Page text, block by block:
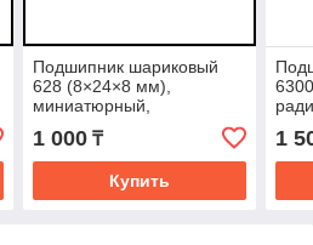
Подшипник шариковый
628 (8×24×8 мм),
миниатюрный,
радиальный, для
электроинструмента и
бытовой техники
1 000₸
Купить
1